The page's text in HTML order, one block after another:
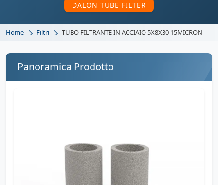
DALON TUBE FILTER
Home Filtri TUBO FILTRANTE IN ACCIAIO 5X8X30 15MICRON
Panoramica Prodotto